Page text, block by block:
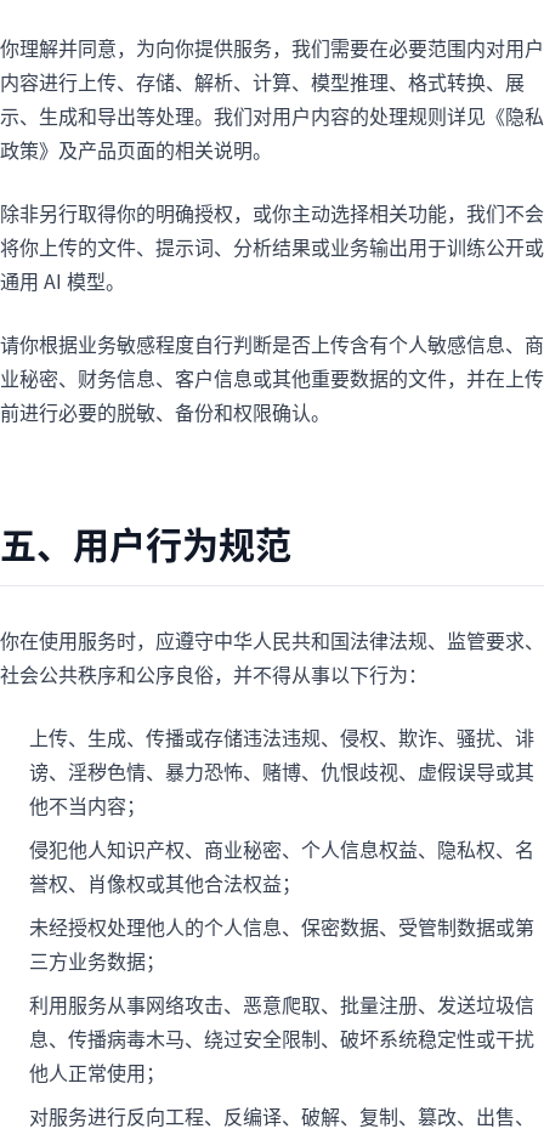
你理解并同意，为向你提供服务，我们需要在必要范围内对用户
内容进行上传、存储、解析、计算、模型推理、格式转换、展
示、生成和导出等处理。我们对用户内容的处理规则详见《隐私
政策》及产品页面的相关说明。
除非另行取得你的明确授权，或你主动选择相关功能，我们不会
将你上传的文件、提示词、分析结果或业务输出用于训练公开或
通用 AI 模型。
请你根据业务敏感程度自行判断是否上传含有个人敏感信息、商
业秘密、财务信息、客户信息或其他重要数据的文件，并在上传
前进行必要的脱敏、备份和权限确认。
五、用户行为规范
你在使用服务时，应遵守中华人民共和国法律法规、监管要求、
社会公共秩序和公序良俗，并不得从事以下行为：
上传、生成、传播或存储违法违规、侵权、欺诈、骚扰、诽
谤、淫秽色情、暴力恐怖、赌博、仇恨歧视、虚假误导或其
他不当内容；
侵犯他人知识产权、商业秘密、个人信息权益、隐私权、名
誉权、肖像权或其他合法权益；
未经授权处理他人的个人信息、保密数据、受管制数据或第
三方业务数据；
利用服务从事网络攻击、恶意爬取、批量注册、发送垃圾信
息、传播病毒木马、绕过安全限制、破坏系统稳定性或干扰
他人正常使用；
对服务进行反向工程、反编译、破解、复制、篡改、出售、